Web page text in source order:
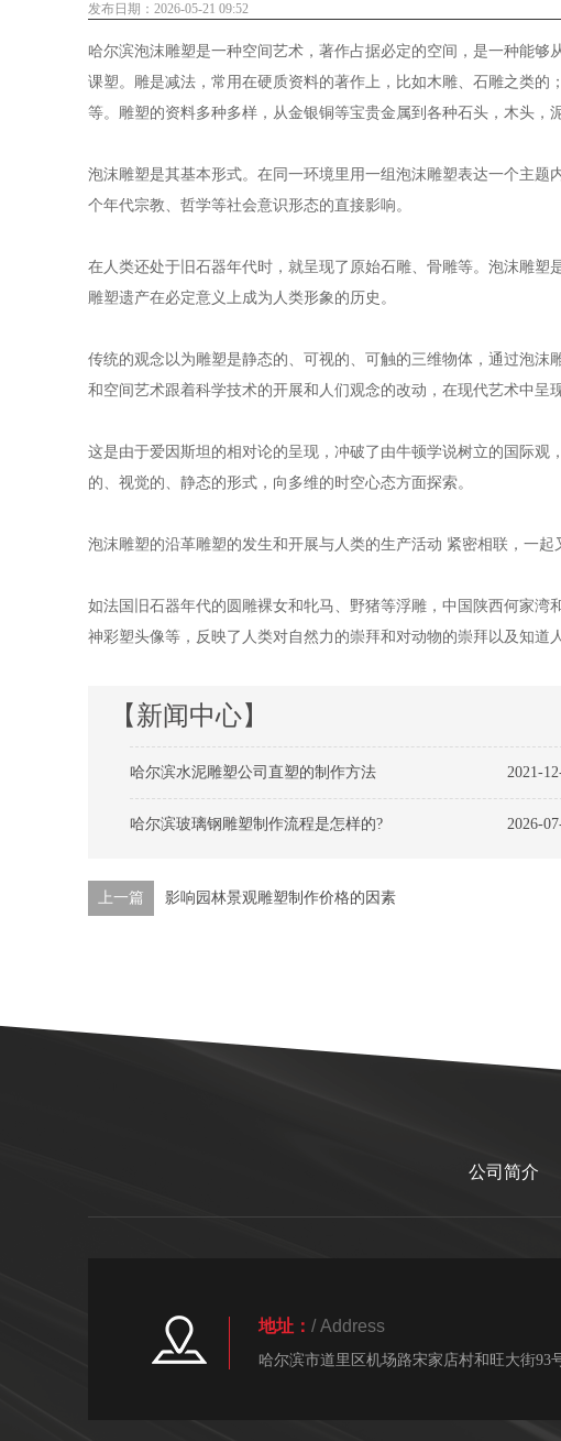
发布日期：2026-05-21 09:52
哈尔滨泡沫雕塑是一种空间艺术，著作占据必定的空间，是一种能
课塑。雕是减法，常用在硬质资料的著作上，比如木雕、石雕之类
等。雕塑的资料多种多样，从金银铜等宝贵金属到各种石头，木头，
泡沫雕塑是其基本形式。在同一环境里用一组泡沫雕塑表达一个主
个年代宗教、哲学等社会意识形态的直接影响。
在人类还处于旧石器年代时，就呈现了原始石雕、骨雕等。泡沫雕
雕塑遗产在必定意义上成为人类形象的历史。
传统的观念以为雕塑是静态的、可视的、可触的三维物体，通过泡
和空间艺术跟着科学技术的开展和人们观念的改动，在现代艺术中
这是由于爱因斯坦的相对论的呈现，冲破了由牛顿学说树立的国际
的、视觉的、静态的形式，向多维的时空心态方面探索。
泡沫雕塑的沿革雕塑的发生和开展与人类的生产活动 紧密相联，一
如法国旧石器年代的圆雕裸女和牝马、野猪等浮雕，中国陕西何家湾
神彩塑头像等，反映了人类对自然力的崇拜和对动物的崇拜以及知道
【新闻中心】
2021-
哈尔滨水泥雕塑公司直塑的制作方法
2026-
哈尔滨玻璃钢雕塑制作流程是怎样的?
上一篇 影响园林景观雕塑制作价格的因素
公司简介
地址： / Address
哈尔滨市道里区机场路宋家店村和旺大街93